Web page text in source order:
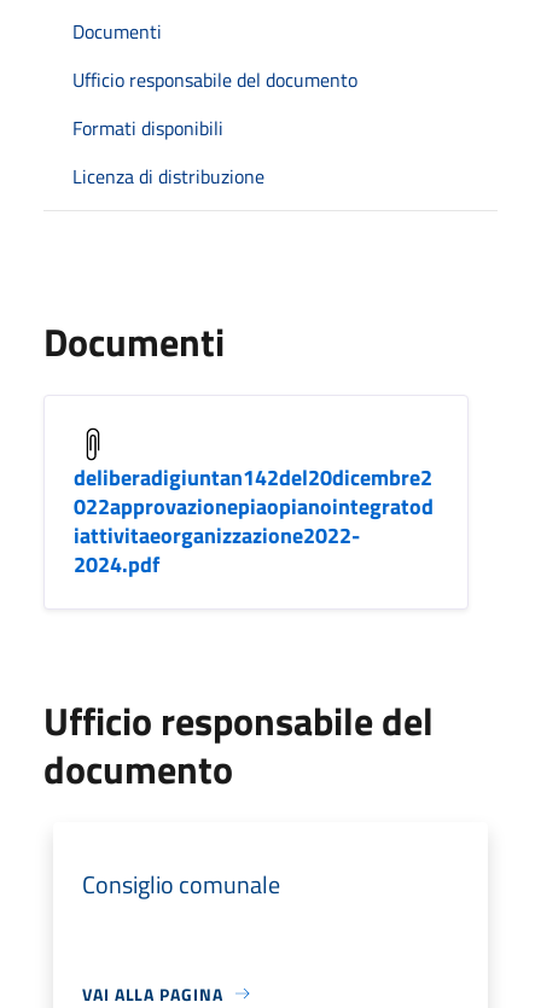
Documenti
Ufficio responsabile del documento
Formati disponibili
Licenza di distribuzione
Documenti
deliberadigiuntan142del20dicembre2
022approvazionepiaopianointegratod
iattivitaeorganizzazione2022-
2024.pdf
Ufficio responsabile del
documento
Consiglio comunale
VAI ALLA PAGINA